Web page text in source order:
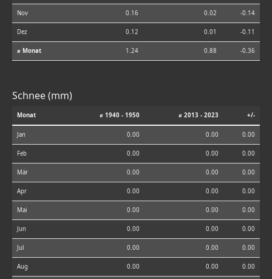
Nov 0.16 0.02 -0.14
Dez 0.12 0.01 -0.11
⌀ Monat 1.24 0.88 -0.36
Schnee (mm)
Monat ⌀ 1940 - 1950 ⌀ 2013 - 2023 +/-
Jan 0.00 0.00 0.00
Feb 0.00 0.00 0.00
Mär 0.00 0.00 0.00
Apr 0.00 0.00 0.00
Mai 0.00 0.00 0.00
Jun 0.00 0.00 0.00
Jul 0.00 0.00 0.00
Aug 0.00 0.00 0.00